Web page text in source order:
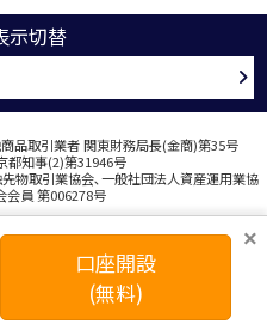
示切替
品取引業者 関東財務局長(金商)第35号
都知事(2)第31946号
物取引業協会､一般社団法人資産運用業協
会員 第006278号
×
口座開設
(無料)